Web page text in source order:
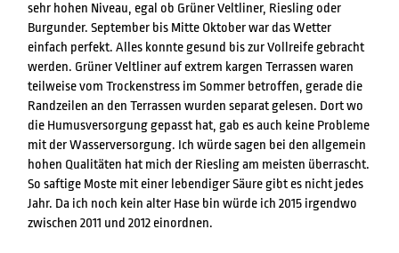
sehr hohen Niveau, egal ob Grüner Veltliner, Riesling oder
Burgunder. September bis Mitte Oktober war das Wetter
einfach perfekt. Alles konnte gesund bis zur Vollreife gebracht
werden. Grüner Veltliner auf extrem kargen Terrassen waren
teilweise vom Trockenstress im Sommer betroffen, gerade die
Randzeilen an den Terrassen wurden separat gelesen. Dort wo
die Humusversorgung gepasst hat, gab es auch keine Probleme
mit der Wasserversorgung. Ich würde sagen bei den allgemein
hohen Qualitäten hat mich der Riesling am meisten überrascht.
So saftige Moste mit einer lebendiger Säure gibt es nicht jedes
Jahr. Da ich noch kein alter Hase bin würde ich 2015 irgendwo
zwischen 2011 und 2012 einordnen.